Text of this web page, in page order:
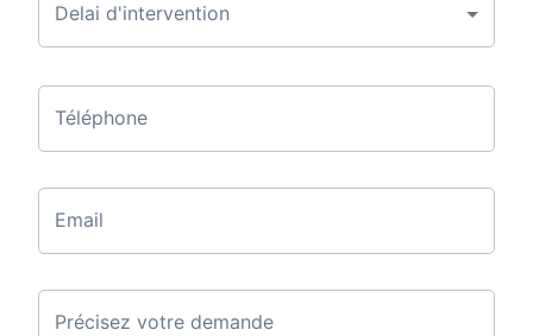
Delai d'intervention
Téléphone
Email
Précisez votre demande